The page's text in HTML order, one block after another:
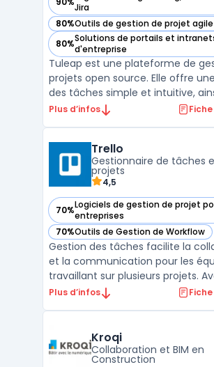
Jira
— voir Tuleap dans cette catégorie
80%Outils de gestion de projet agile
— voir Tuleap dans cette catégorie
80%Solutions de portails et
d'entreprise
— voir Tuleap dans cette catégorie
Tuleap est une plateforme de
projets open source. Elle offre
des tâches simple et intuitive,
fonctionnalités de gestion de
travailler ensemble de manière
fournissant ...
Plus d’infos
Trello
Gestionnaire de tâches
projets
4,5
70%Logiciels de gestion de projet
entreprises
— voir Trello dans cette catégorie
70%Outils de Gestion de Workflow
— voir Trello dans cette catégorie
Gestion des tâches facilite la
et la communication pour les
travaillant sur plusieurs projets.
vous pouvez créer des tableaux
échéances. Vous pouvez
des fichiers, des ...
Plus d’infos
Kroqi
Collaboration et BIM en
Construction